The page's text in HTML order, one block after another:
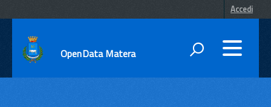
Accedi
OpenData Matera